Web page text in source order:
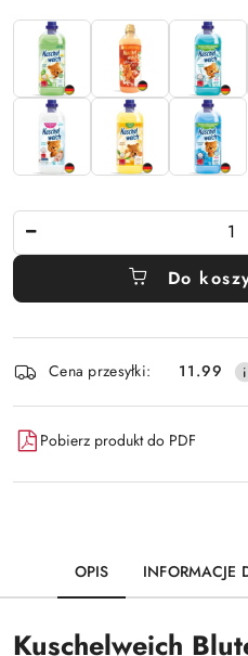
Do
Dostępność
i
dostawa
Cena przesyłki: 11.99
Pobierz produkt do PDF
OPIS INFORMACJE
Kuschelweich